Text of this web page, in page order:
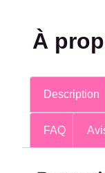
À
Description
FAQ